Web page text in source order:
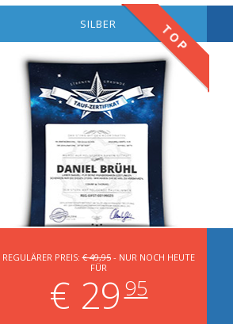
SILBER
REGULÄRER PREIS:€ 49,95- NUR NOCH HEUTE
FÜR
€ 29 95
TOP